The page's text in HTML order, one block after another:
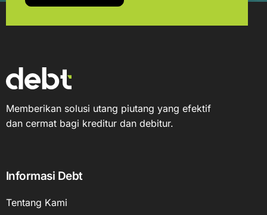
Memberikan solusi utang piutang yang efektif
dan cermat bagi kreditur dan debitur.
Informasi Debt
Tentang Kami